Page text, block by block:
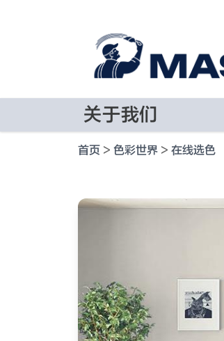
关于我们
首页 > 色彩世界 > 在线选色